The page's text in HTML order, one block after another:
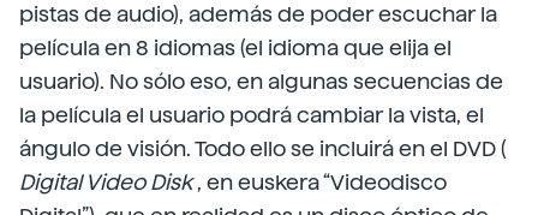
pistas de audio), además de poder escuchar la
película en 8 idiomas (el idioma que elija el
usuario). No sólo eso, en algunas secuencias de
la película el usuario podrá cambiar la vista, el
ángulo de visión. Todo ello se incluirá en el DVD (
Digital Video Disk, en euskera “Videodisco